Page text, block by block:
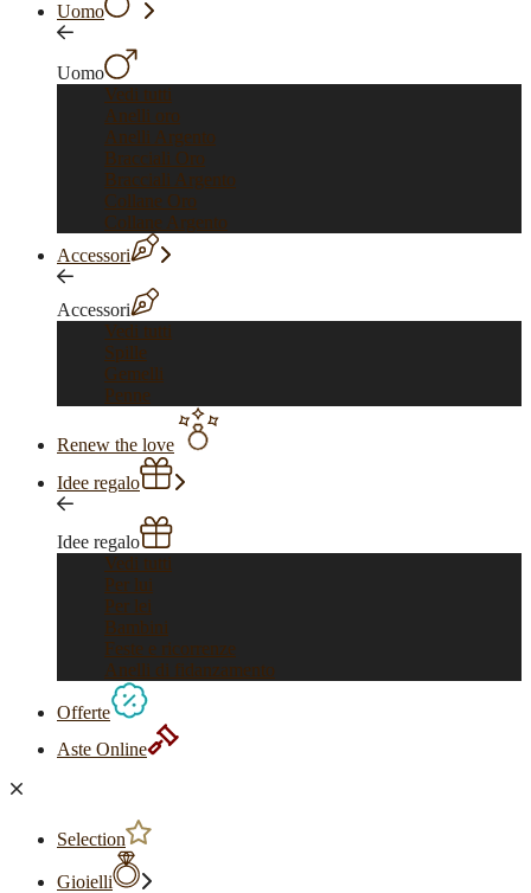
Uomo
Uomo
Vedi tutti
Anelli oro
Anelli Argento
Bracciali Oro
Bracciali Argento
Collane Oro
Collane Argento
Accessori
Accessori
Vedi tutti
Spille
Gemelli
Penne
Renew the love
Idee regalo
Idee regalo
Vedi tutti
Per lui
Per lei
Bambini
Feste e ricorrenze
Anelli di fidanzamento
Offerte
Aste Online
Selection
Gioielli